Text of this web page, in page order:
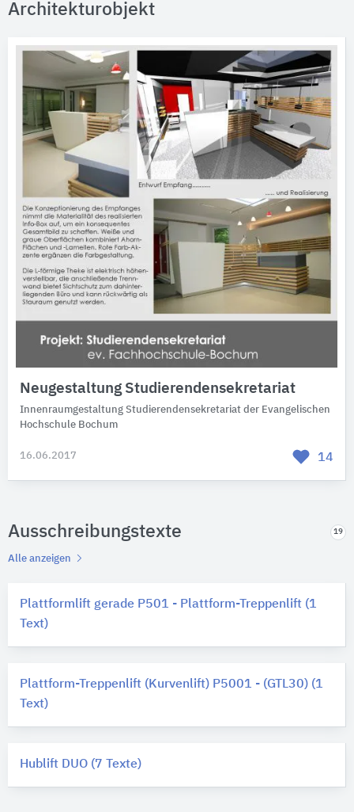
Architekturobjekt
Neugestaltung Studierendensekretariat
Innenraumgestaltung Studierendensekretariat der Evangelischen
Hochschule Bochum
16.06.2017 14
Ausschreibungstexte 19
Alle anzeigen
Plattformlift gerade P501 - Plattform-Treppenlift (1
Text)
Plattform-Treppenlift (Kurvenlift) P5001 - (GTL30) (1
Text)
Hublift DUO (7 Texte)